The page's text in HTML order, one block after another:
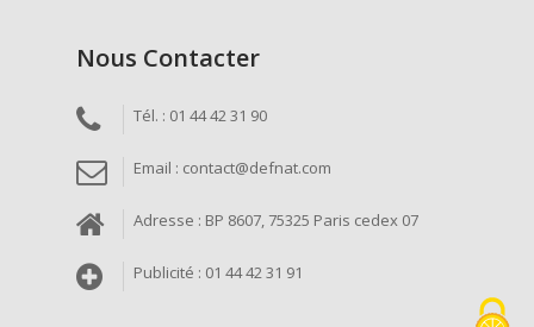
Nous Contacter
Tél. : 01 44 42 31 90
Email : contact@defnat.com
Adresse : BP 8607, 75325 Paris cedex 07
Publicité : 01 44 42 31 91